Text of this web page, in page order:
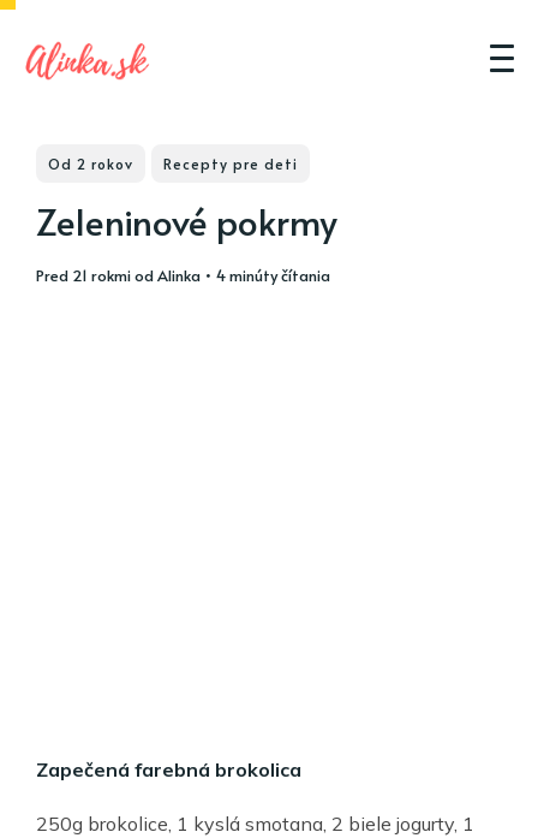
Od 2 rokov Recepty pre deti
Zeleninové pokrmy
pred 21 rokmiodAlinka • 4 minúty čítania
Zapečená farebná brokolica
250g brokolice, 1 kyslá smotana, 2 biele jogurty, 1